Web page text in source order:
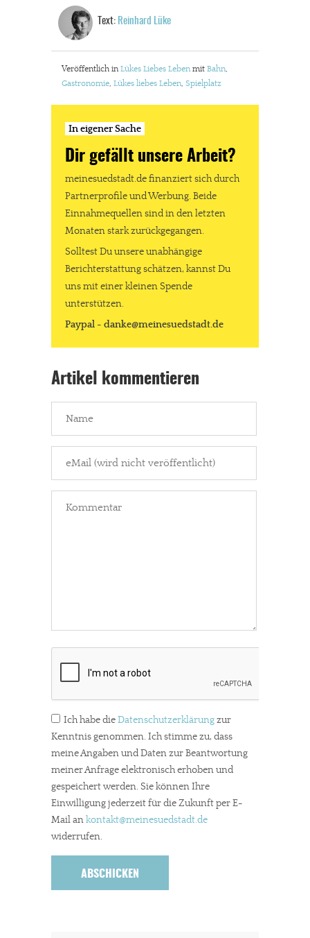
In eigener Sache
Dir gefällt unsere Arbeit?
meinesuedstadt.de finanziert sich durch Partnerprofile und
Solltest Du unsere unabhängige Berichterstattung schätzen,
kannst Du uns mit einer kleinen Spende unterstützen.
Paypal - danke@meinesuedstadt.de
JETZT SPENDEN Schon erledigt!
Text: Reinhard Lüke
Veröffentlich in Lükes Liebes Leben mit Bahn,
Gastronomie, Lükes liebes Leben, Spielplatz
In eigener Sache
Dir gefällt unsere Arbeit?
meinesuedstadt.de finanziert sich durch
Partnerprofile und Werbung. Beide
Einnahmequellen sind in den letzten
Monaten stark zurückgegangen.
Solltest Du unsere unabhängige
Berichterstattung schätzen, kannst Du
uns mit einer kleinen Spende
unterstützen.
Paypal - danke@meinesuedstadt.de
Artikel kommentieren
Ich habe dieDatenschutzerklärungzur
Kenntnis genommen. Ich stimme zu, dass
meine Angaben und Daten zur Beantwortung
meiner Anfrage elektronisch erhoben und
gespeichert werden. Sie können Ihre
Einwilligung jederzeit für die Zukunft per E-
Mail ankontakt@meinesuedstadt.de
widerrufen.